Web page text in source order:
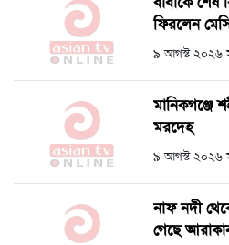
ফিরলেন
৯ আগস্ট ২০২৬
মানিকগঞ্জে
মরদেহ
৯ আগস্ট ২০২৬
নাফ নদী
গেছে